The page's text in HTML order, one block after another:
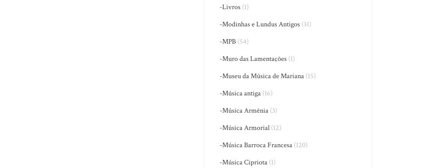
-Livros (1)
-Modinhas e Lundus Antigos (31)
-MPB (54)
-Muro das Lamentações (1)
-Museu da Música de Mariana (15)
-Música antiga (16)
-Música Armênia (3)
-Música Armorial (12)
-Música Barroca Francesa (120)
-Música Cipriota (1)